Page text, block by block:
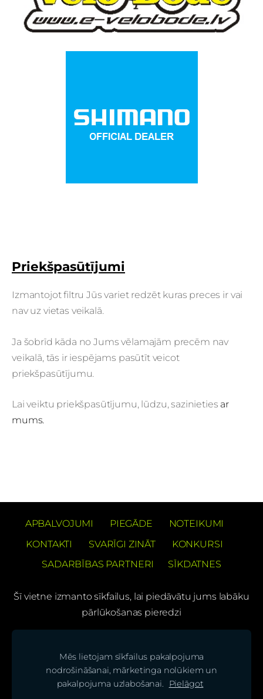
Priekšpasūtījumi
Izmantojot filtru Jūs variet redzēt kuras preces ir vai
nav uz vietas veikalā.
Ja šobrīd kāda no Jums vēlamajām precēm nav
veikalā, tās ir iespējams pasūtīt veicot
priekšpasūtījumu.
Lai veiktu priekšpasūtījumu, lūdzu, sazinieties ar
mums.
APBALVOJUMI PIEGĀDE
NOTEIKUMI
KONTAKTI
SVARĪGI ZINĀT
KONKURSI
SADARBĪBAS PARTNERI
SĪKDATNES
Šī vietne izmanto sīkfailus, lai piedāvātu jums labāku
pārlūkošanas pieredzi
(C) SIA "BS bicycles"
Seko mums mūsu sociālajos tīklos un uzzini
Mēs lietojam sīkfailus pakalpojuma
nodrošināšanai, mārketinga nolūkiem un
pakalpojuma uzlabošanai.
Pielāgot